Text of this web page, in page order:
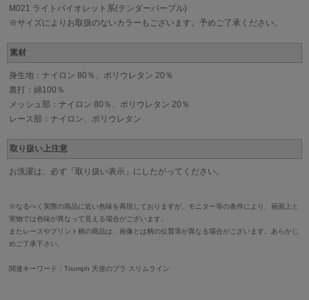
M021 ライトバイオレット系(テンダーパープル)
※サイズによりお取扱のないカラーもございます。予めご了承ください。
素材
身生地：ナイロン 80％、ポリウレタン 20％
裏打：綿100％
メッシュ部：ナイロン 80％、ポリウレタン 20％
レース部：ナイロン、ポリウレタン
取り扱い上注意
お洗濯は、必ず「取り扱い表示」にしたがってください。
※なるべく実際の商品に近い色味を再現しておりますが、モニター等の条件により、画面上と
実物では色味が異なって見える場合がございます。
またレースやプリント柄の商品は、画像とは柄の位置等が異なる場合がございます。あらかじ
めご了承下さい。
関連キーワード：Triumph 天使のブラ スリムライン